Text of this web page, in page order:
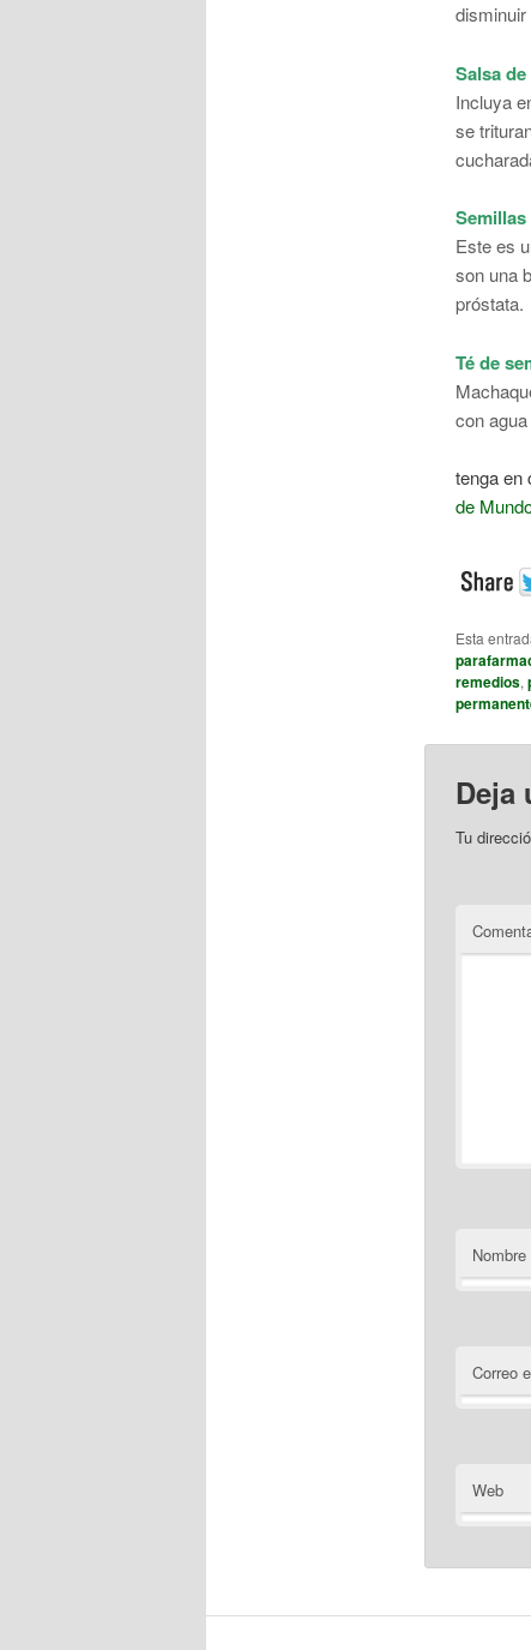
Salsa
Incluya
se
Este es
son una
próstata.
Té de
con
tenga en
de
Esta
remedios,
Deja
Tu
Nombre
Correo
Web